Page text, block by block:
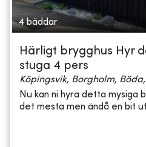
4 bäddar
Härligt brygghus Hyr
stuga 4 pers
Köpingsvik, Borgholm,
Nu kan ni hyra detta mysiga
det mesta men ändå en bit